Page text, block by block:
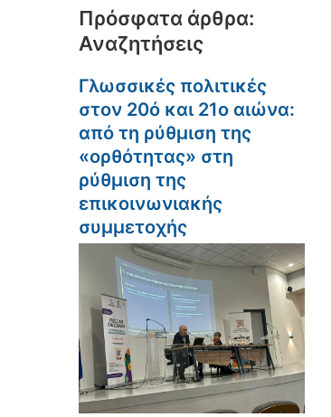
Πρόσφατα άρθρα:
Αναζητήσεις
Γλωσσικές πολιτικές
στον 20ό και 21ο αιώνα:
από τη ρύθμιση της
«ορθότητας» στη
ρύθμιση της
επικοινωνιακής
συμμετοχής